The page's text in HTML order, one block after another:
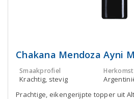
Chakana Mendoza Ayni
Smaakprofiel
Krachtig, stevig
Herkomst
Prachtige, eikengerijpte topper uit